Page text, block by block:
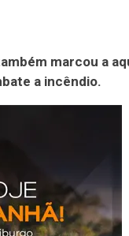
marcou a
a incêndio.